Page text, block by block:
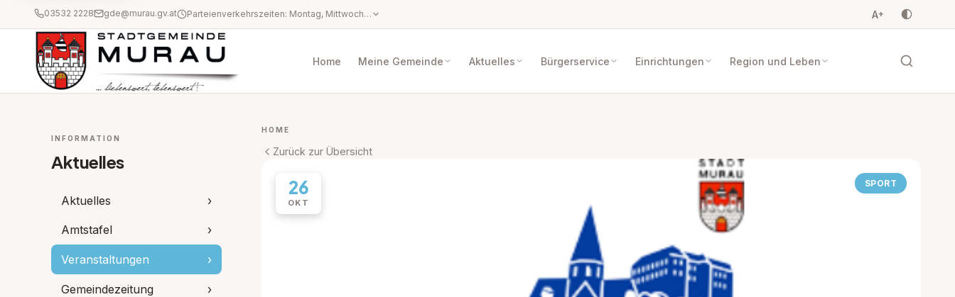
03532 2228 gde@murau.gv.at Parteienverkehrszeiten: Montag, Mittwoch und Freitag: 08.00 bis 12.30 Uhr Dienstag und Donnerstag: 08.00 bis 12.30 Uhr und 14.00 bis 16.00 Uhr Amtsstunden (ausgenommen die gesetzlichen Feiertage, der 24. und 31. Dezember): Montag bis Donnerstag von 08.00 Uhr bis 12.30 Uhr und von 14.00 Uhr bis 16.00 Uhr Freitag: 08.00 bis 12.30 Uhr A+
Home Meine Gemeinde Aktuelles Bürgerservice Einrichtungen Region und Leben
INFORMATION
Aktuelles
Aktuelles ›
Amtstafel ›
Veranstaltungen ›
Gemeindezeitung ›
HOME
Zurück zur Übersicht
26
OKT
SPORT